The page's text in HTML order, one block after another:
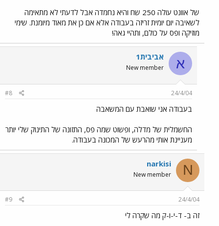
של אוונט עולה 250 שח והיא נחמדה אבל לדעתי לא מתאימה
לשאיבה יום יומית זריזה בעבודה אלא אם כן את מאוד מיומנת. שימי
מוזיקה ופס על כולם, ותהיי גאה!
א אביבית1
New member
24/4/04
#8
בעבודה אני שואבת עם המשאבה
החשמלית של מדלה, ופשוט שמה פס, התזונה של התינוק שלי יותר
מעניינת אותי מהרעש של המכונה בעבודה.
N
narkisi
New member
24/4/04
#9
זה ב- ד-י-ו-ק מה שקרה לי